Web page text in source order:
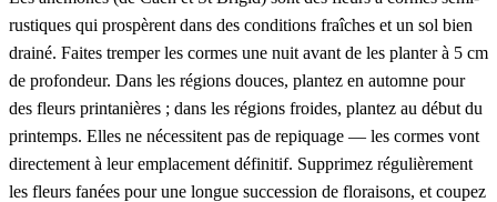
rustiques qui prospèrent dans des conditions fraîches et un sol bien
drainé. Faites tremper les cormes une nuit avant de les planter à 5 cm
de profondeur. Dans les régions douces, plantez en automne pour
des fleurs printanières ; dans les régions froides, plantez au début du
printemps. Elles ne nécessitent pas de repiquage — les cormes vont
directement à leur emplacement définitif. Supprimez régulièrement
les fleurs fanées pour une longue succession de floraisons, et coupez